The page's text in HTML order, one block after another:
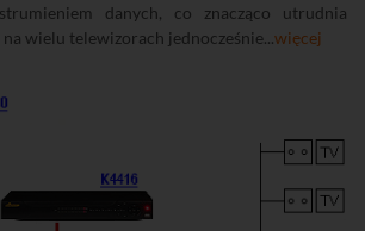
danych, co znacząco utrudnia
wielu telewizorach jednocześnie...więcej